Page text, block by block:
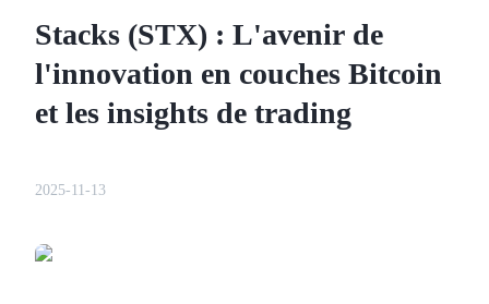
Stacks (STX) : L'avenir de
l'innovation en couches Bitcoin
et les insights de trading
2025-11-13